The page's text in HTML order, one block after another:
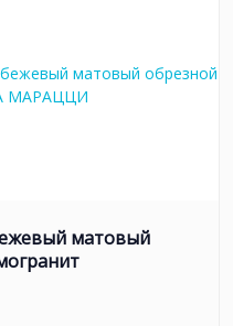
матовый